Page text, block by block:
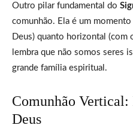
Outro pilar fundamental do
comunhão. Ela é um
Deus) quanto horizontal (com
lembra que não somos seres
grande família espiritual.
Comunhão
Deus